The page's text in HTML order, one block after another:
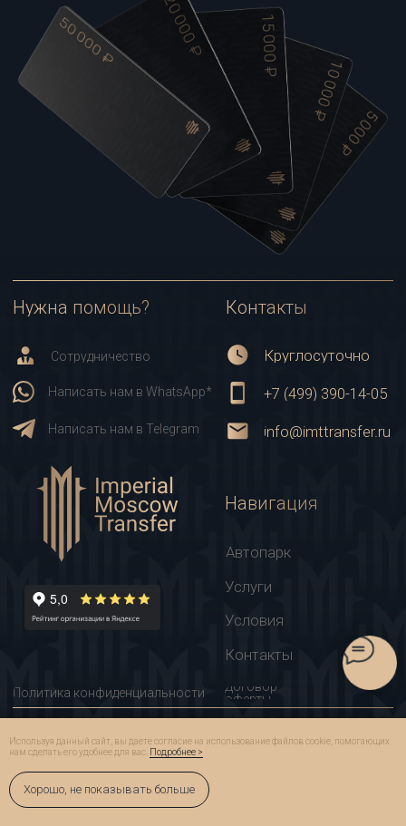
Используя данный сайт, вы даете согласие на использование файлов cookie, помогающих
нам сделать его удобнее для вас. Подробнее >
Хорошо, не показывать больше